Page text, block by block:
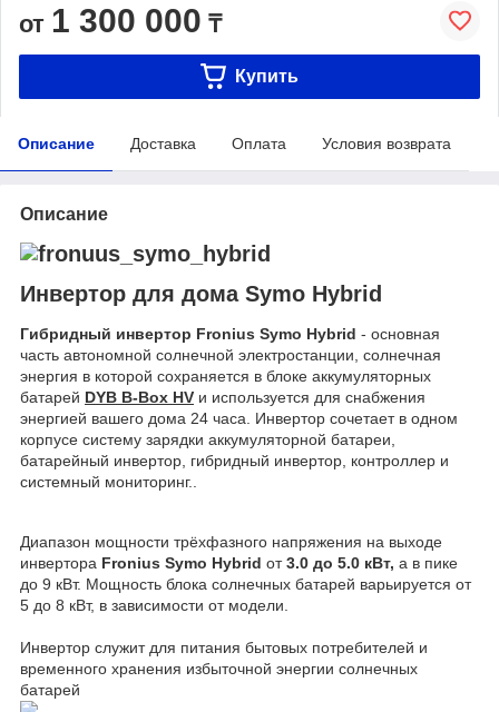
от 1 300 000 ₸
Купить
Описание Доставка Оплата Условия возврата
Описание
Инвертор для дома Symo Hybrid
Гибридный инвертор Fronius Symo Hybrid - основная
часть автономной солнечной электростанции, солнечная
энергия в которой сохраняется в блоке аккумуляторных
батарей DYB B-Box HV и используется для снабжения
энергией вашего дома 24 часа. Инвертор сочетает в одном
корпусе систему зарядки аккумуляторной батареи,
батарейный инвертор, гибридный инвертор, контроллер и
системный мониторинг..
Диапазон мощности трёхфазного напряжения на выходе
инвертора Fronius Symo Hybrid от3.0 до 5.0 кВт, а в пике
до 9 кВт. Мощность блока солнечных батарей варьируется от
5 до 8 кВт, в зависимости от модели.
Инвертор служит для питания бытовых потребителей и
временного хранения избыточной энергии солнечных
батарей